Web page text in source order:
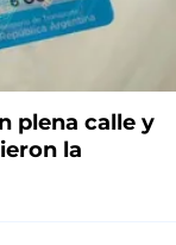
plena calle y
la